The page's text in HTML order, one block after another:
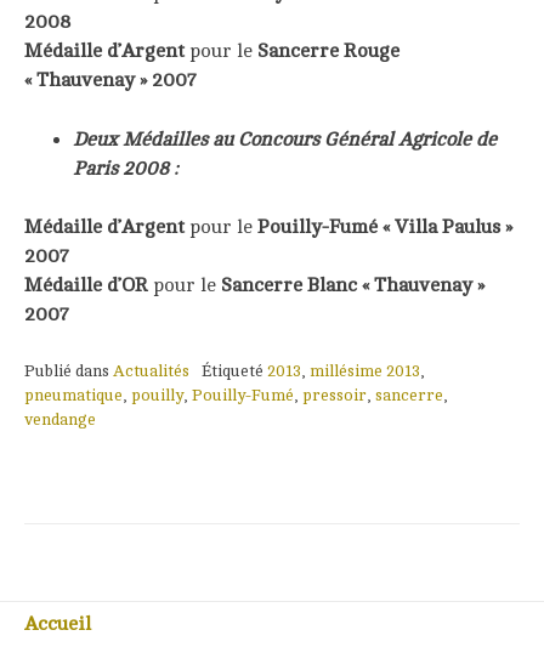
2008
Médaille d’Argent pour le Sancerre Rouge
« Thauvenay » 2007
Deux Médailles au Concours Général Agricole de
Paris 2008 :
Médaille d’Argent pour le Pouilly-Fumé « Villa Paulus »
2007
Médaille d’OR pour le Sancerre Blanc « Thauvenay »
2007
Publié dans Actualités Étiqueté 2013 millésime 2013
pneumatique pouilly, Pouilly-Fumé pressoir sancerre
vendange
Accueil